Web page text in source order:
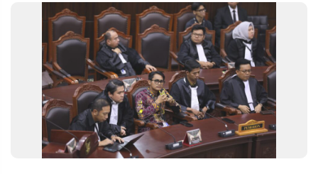
RESOLUSI
MEDIA
PRAMUDITA